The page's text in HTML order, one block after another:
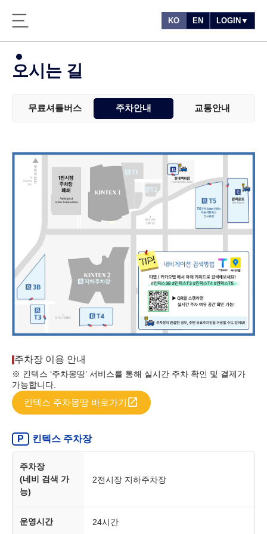
KO EN LOGIN▼
오시는 길
무료셔틀버스 주차안내 교통안내
주차장 이용 안내
※ 킨텍스 ‘주차몽땅’ 서비스를 통해 실시간 주차 확인 및 결제가
가능합니다.
킨텍스 주차몽땅 바로가기 open_in_new
P 킨텍스 주차장
주차장
(네비 검색 가
능)
2전시장 지하주차장
운영시간 24시간